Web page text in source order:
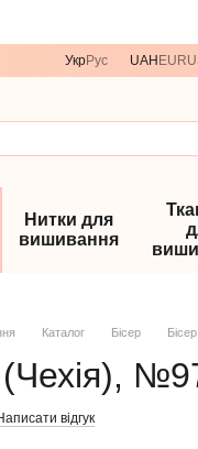
УкрРус UAH EUR
Нитки для
вишивання
Каталог Бісер
(Чехія),
відгук